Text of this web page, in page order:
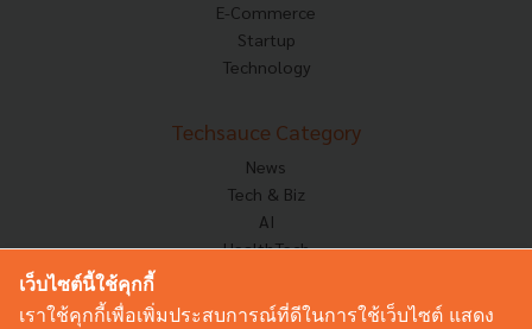
E-Commerce
Startup
Technology
Techsauce Category
News
Tech & Biz
AI
HealthTech
Corp Innov
เว็บไซต์นี้ใช้คุกกี้
เราใช้คุกกี้เพื่อเพิ่มประสบการณ์ที่ดีในการใช้เว็บไซต์ แสดง